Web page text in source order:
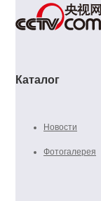
Каталог
Новости
Фотогалерея